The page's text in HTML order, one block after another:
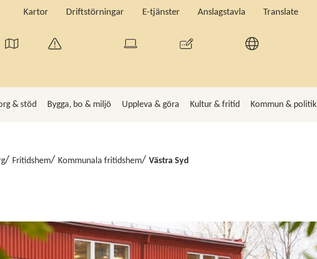
Kartor Driftstörningar E-tjänster Anslagstavla Translate
& stöd Bygga, bo & miljö Uppleva & göra Kultur & fritid Kommun & politik
Fritidshem Kommunala fritidshem Västra Syd